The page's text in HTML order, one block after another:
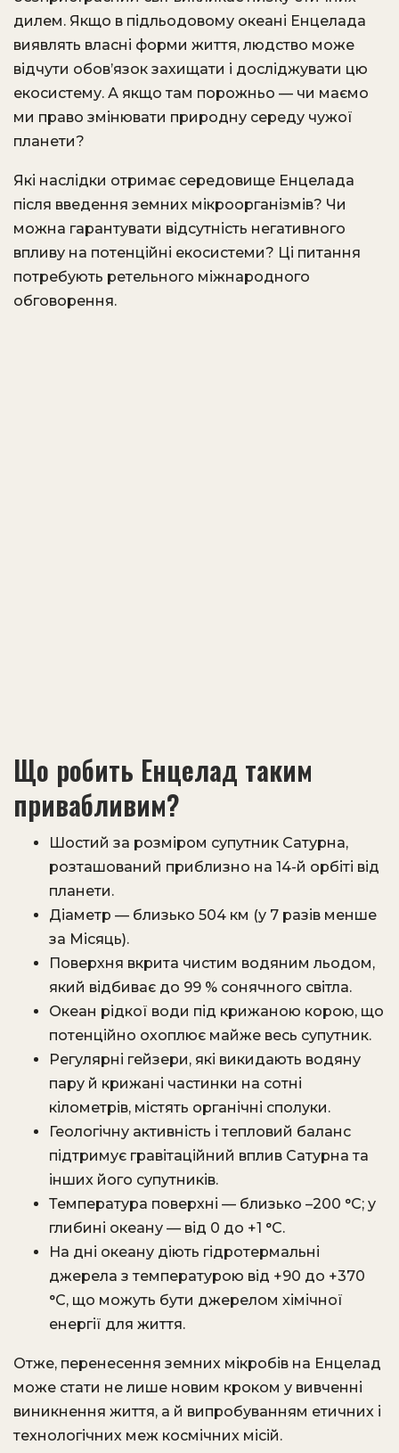
дилем. Якщо в підльодовому океані Енцелада
виявлять власні форми життя, людство може
відчути обов’язок захищати і досліджувати цю
екосистему. А якщо там порожньо — чи маємо
ми право змінювати природну середу чужої
планети?
Які наслідки отримає середовище Енцелада
після введення земних мікроорганізмів? Чи
можна гарантувати відсутність негативного
впливу на потенційні екосистеми? Ці питання
потребують ретельного міжнародного
обговорення.
Що робить Енцелад таким
привабливим?
Шостий за розміром супутник Сатурна,
розташований приблизно на 14-й орбіті від
планети.
Діаметр — близько 504 км (у 7 разів менше
за Місяць).
Поверхня вкритa чистим водяним льодом,
який відбиває до 99 % сонячного світла.
Океан рідкої води під крижаною корою, що
потенційно охоплює майже весь супутник.
Регулярні гейзери, які викидають водяну
пару й крижані частинки на сотні
кілометрів, містять органічні сполуки.
Геологічну активність і тепловий баланс
підтримує гравітаційний вплив Сатурна та
інших його супутників.
Температура поверхні — близько –200 °C; у
глибині океану — від 0 до +1 °C.
На дні океану діють гідротермальні
джерела з температурою від +90 до +370
°C, що можуть бути джерелом хімічної
енергії для життя.
Отже, перенесення земних мікробів на Енцелад
може стати не лише новим кроком у вивченні
виникнення життя, а й випробуванням етичних і
технологічних меж космічних місій.